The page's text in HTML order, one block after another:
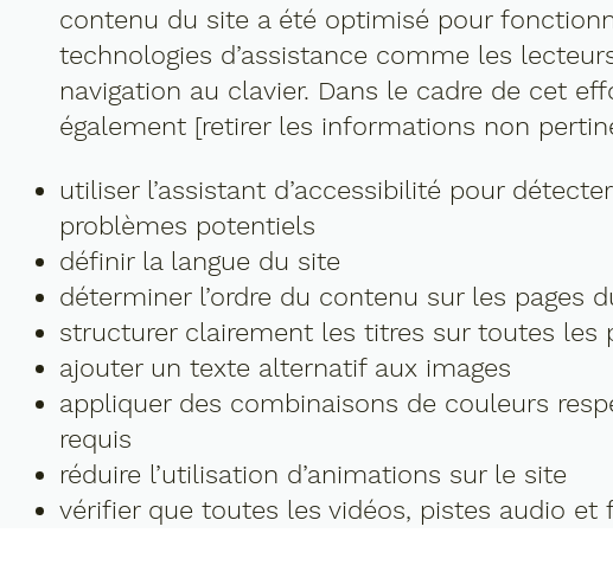
contenu du site a été optimisé pour
technologies d’assistance comme les
navigation au clavier. Dans le cadre de cet
également [retirer les informations non
utiliser l’assistant d’accessibilité pour
problèmes potentiels
définir la langue du site
déterminer l’ordre du contenu sur les pages
structurer clairement les titres sur toutes les
ajouter un texte alternatif aux images
appliquer des combinaisons de couleurs
requis
réduire l’utilisation d’animations sur le site
vérifier que toutes les vidéos, pistes audio et